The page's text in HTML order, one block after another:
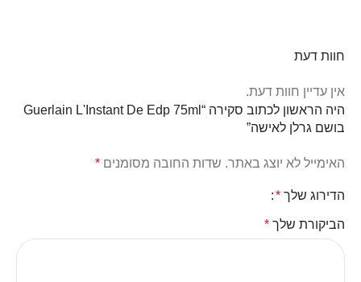
חוות דעת
אין עדיין חוות דעת.
היה הראשון לכתוב סקירה “Guerlain L'Instant De Edp 75ml
בושם גרלן לאישה”
האימייל לא יוצג באתר. שדות החובה מסומנים *
הדירוג שלך *
הביקורת שלך *